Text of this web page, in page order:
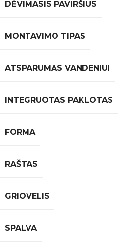
DĖVIMASIS PAVIRŠIUS
MONTAVIMO TIPAS
ATSPARUMAS VANDENIUI
INTEGRUOTAS PAKLOTAS
FORMA
RAŠTAS
GRIOVELIS
SPALVA